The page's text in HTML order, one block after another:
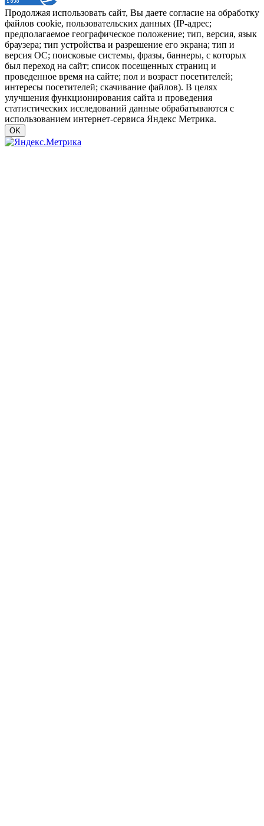
Продолжая использовать сайт, Вы даете согласие на обработку
файлов cookie, пользовательских данных (IP-адрес;
предполагаемое географическое положение; тип, версия, язык
браузера; тип устройства и разрешение его экрана; тип и
версия ОС; поисковые системы, фразы, баннеры, с которых
был переход на сайт; список посещенных страниц и
проведенное время на сайте; пол и возраст посетителей;
интересы посетителей; скачивание файлов). В целях
улучшения функционирования сайта и проведения
статистических исследований данные обрабатываются с
использованием интернет-сервиса Яндекс Метрика.
OK